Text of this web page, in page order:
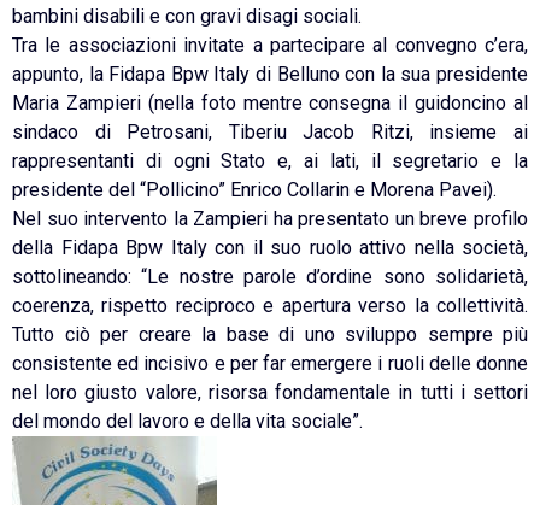
bambini disabili e con gravi disagi sociali.
Tra le associazioni invitate a partecipare al convegno c’era,
appunto, la Fidapa Bpw Italy di Belluno con la sua presidente
Maria Zampieri (nella foto mentre consegna il guidoncino al
sindaco di Petrosani, Tiberiu Jacob Ritzi, insieme ai
rappresentanti di ogni Stato e, ai lati, il segretario e la
presidente del “Pollicino” Enrico Collarin e Morena Pavei).
Nel suo intervento la Zampieri ha presentato un breve profilo
della Fidapa Bpw Italy con il suo ruolo attivo nella società,
sottolineando: “Le nostre parole d’ordine sono solidarietà,
coerenza, rispetto reciproco e apertura verso la collettività.
Tutto ciò per creare la base di uno sviluppo sempre più
consistente ed incisivo e per far emergere i ruoli delle donne
nel loro giusto valore, risorsa fondamentale in tutti i settori
del mondo del lavoro e della vita sociale”.